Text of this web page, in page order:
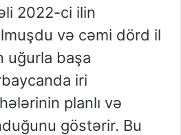
2022-ci ilin
və cəmi dörd il
uğurla başa
iri
planlı və
göstərir. Bu